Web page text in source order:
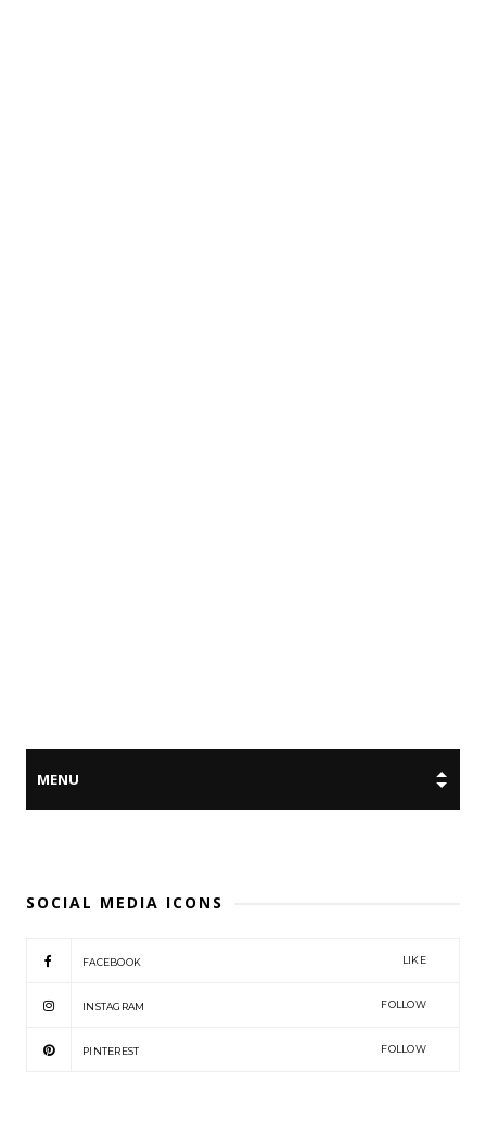
SOCIAL MEDIA ICONS
FACEBOOK LIKE
INSTAGRAM FOLLOW
PINTEREST FOLLOW